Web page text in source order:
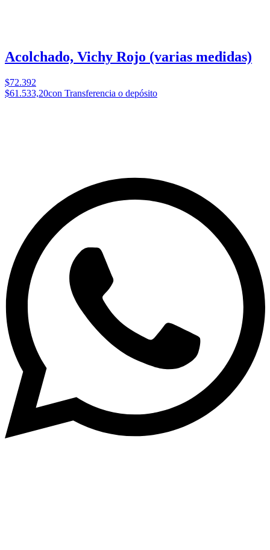
Acolchado, Vichy Rojo (varias medidas)
$72.392
$61.533,20con Transferencia o depósito